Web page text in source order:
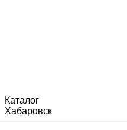
Каталог
Хабаровск